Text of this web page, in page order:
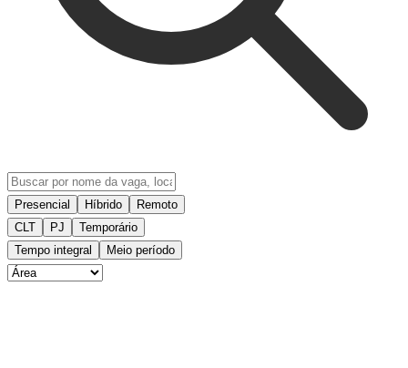
Presencial Híbrido
Remoto
CLT
PJ
Temporário
Tempo integral
Meio período